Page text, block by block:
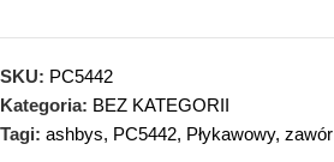
SKU: PC5442
Kategoria: BEZ KATEGORII
Tagi: ashbys, PC5442, Płykawowy, zawór